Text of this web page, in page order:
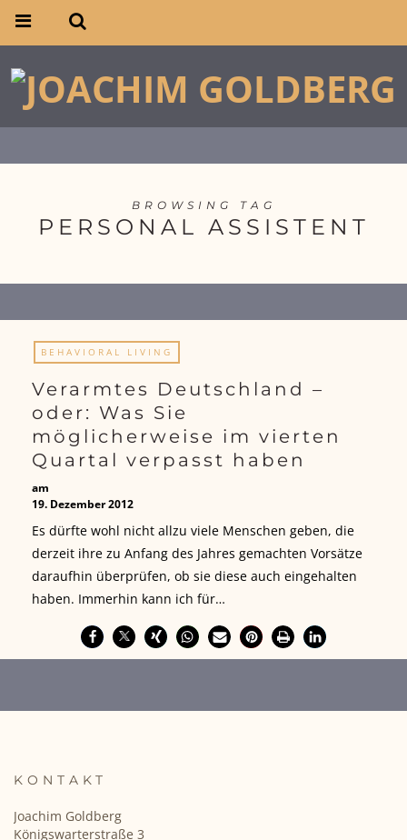
BROWSING TAG
PERSONAL ASSISTENT
BEHAVIORAL LIVING
Verarmtes Deutschland –
oder: Was Sie
möglicherweise im vierten
Quartal verpasst haben
am
19. Dezember 2012
Es dürfte wohl nicht allzu viele Menschen geben, die
derzeit ihre zu Anfang des Jahres gemachten Vorsätze
daraufhin überprüfen, ob sie diese auch eingehalten
haben. Immerhin kann ich für…
KONTAKT
Joachim Goldberg
Königswarterstraße 3